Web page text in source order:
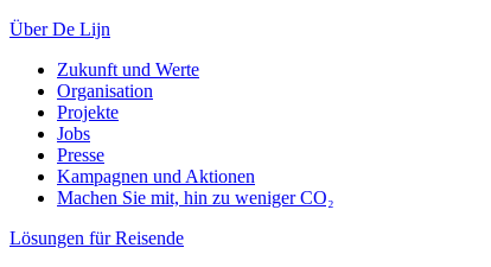
Über De Lijn
Zukunft und Werte
Organisation
Projekte
Jobs
Presse
Kampagnen und Aktionen
Machen Sie mit, hin zu weniger CO₂
Lösungen für Reisende